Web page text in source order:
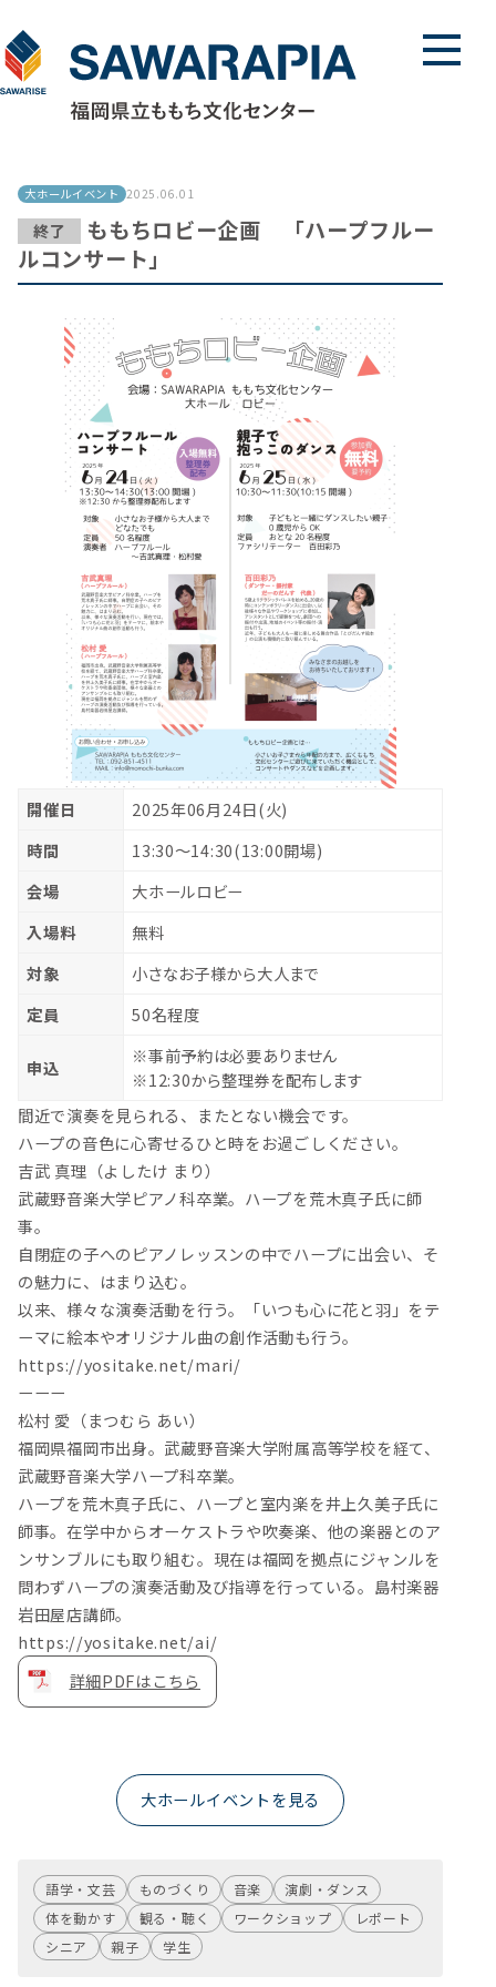
メニュ
大ホールイベント 2025.06.01
終了
ももちロビー企画 「ハープフルー
ルコンサート」
開催日
2025年06月24日(火)
時間
13:30～14:30(13:00開場)
会場
大ホールロビー
入場料
無料
対象
小さなお子様から大人まで
定員
50名程度
申込
※事前予約は必要ありません
※12:30から整理券を配布します
間近で演奏を見られる、またとない機会です。
ハープの音色に心寄せるひと時をお過ごしください。
吉武 真理（よしたけ まり）
武蔵野音楽大学ピアノ科卒業。ハープを荒木真子氏に師
事。
自閉症の子へのピアノレッスンの中でハープに出会い、そ
の魅力に、はまり込む。
以来、様々な演奏活動を行う。「いつも心に花と羽」をテ
ーマに絵本やオリジナル曲の創作活動も行う。
https://yositake.net/mari/
ーーー
松村 愛（まつむら あい）
福岡県福岡市出身。武蔵野音楽大学附属高等学校を経て、
武蔵野音楽大学ハープ科卒業。
ハープを荒木真子氏に、ハープと室内楽を井上久美子氏に
師事。在学中からオーケストラや吹奏楽、他の楽器とのア
ンサンブルにも取り組む。現在は福岡を拠点にジャンルを
問わずハープの演奏活動及び指導を行っている。島村楽器
岩田屋店講師。
https://yositake.net/ai/
詳細PDFはこちら
大ホールイベントを見る
語学・文芸 ものづくり 音楽
演劇・ダンス
体を動かす
観る・聴く ワークショップ
レポート
シニア
親子 学生